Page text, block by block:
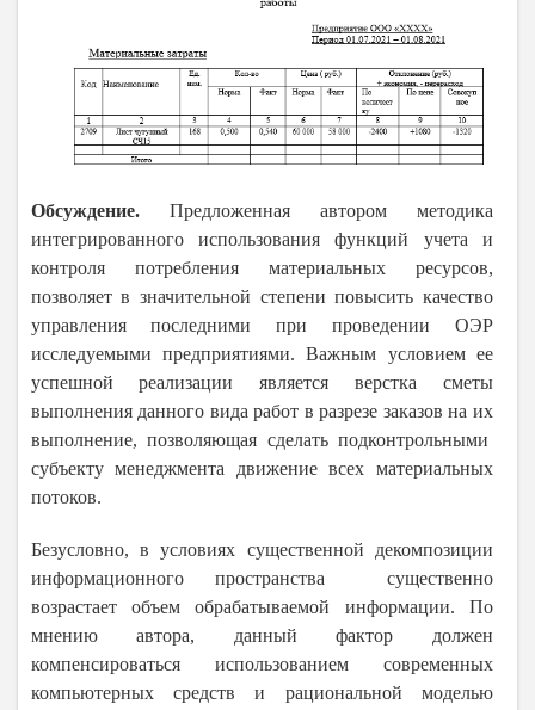
Обсуждение.
Предложенная автором методика
интегрированного использования функций учета и
контроля потребления материальных ресурсов,
позволяет в значительной степени повысить качество
управления последними при проведении ОЭР
исследуемыми предприятиями. Важным условием ее
успешной реализации является верстка сметы
выполнения данного вида работ в разрезе заказов на их
выполнение, позволяющая сделать подконтрольными
субъекту менеджмента движение всех материальных
потоков.
Безусловно, в условиях существенной декомпозиции
информационного пространства существенно
возрастает объем обрабатываемой информации. По
мнению автора, данный фактор должен
компенсироваться использованием современных
компьютерных средств и рациональной моделью